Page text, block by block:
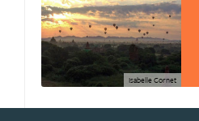
Isabelle Cornet